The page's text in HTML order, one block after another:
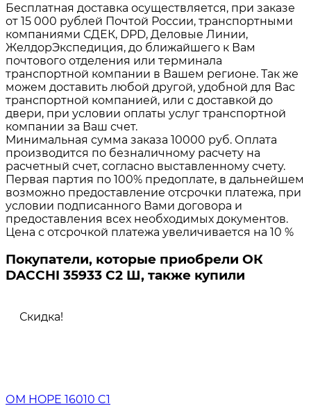
Бесплатная доставка осуществляется, при заказе
от 15 000 рублей Почтой России, транспортными
компаниями СДЕК, DPD, Деловые Линии,
ЖелдорЭкспедиция, до ближайшего к Вам
почтового отделения или терминала
транспортной компании в Вашем регионе. Так же
можем доставить любой другой, удобной для Вас
транспортной компанией, или с доставкой до
двери, при условии оплаты услуг транспортной
компании за Ваш счет.
Минимальная сумма заказа 10000 руб. Оплата
производится по безналичному расчету на
расчетный счет, согласно выставленному счету.
Первая партия по 100% предоплате, в дальнейшем
возможно предоставление отсрочки платежа, при
условии подписанного Вами договора и
предоставления всех необходимых документов.
Цена с отсрочкой платежа увеличивается на 10 %
Покупатели, которые приобрели ОК
DACCHI 35933 C2 Ш, также купили
Скидка!
ОМ HOPE 16010 C1